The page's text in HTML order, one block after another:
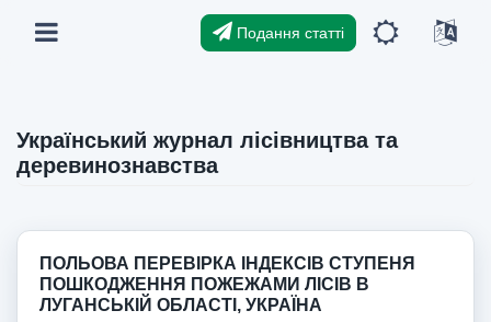
Подання статті
Український журнал лісівництва та
деревинознавства
ПОЛЬОВА ПЕРЕВІРКА ІНДЕКСІВ СТУПЕНЯ
ПОШКОДЖЕННЯ ПОЖЕЖАМИ ЛІСІВ В
ЛУГАНСЬКІЙ ОБЛАСТІ, УКРАЇНА